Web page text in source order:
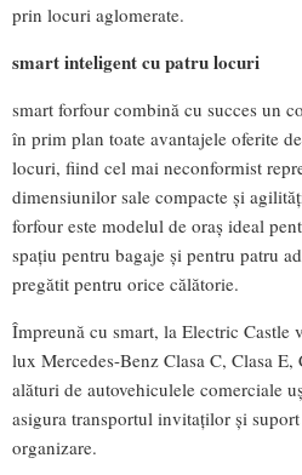
prin locuri aglomerate.
smart inteligent cu patru locuri
smart forfour combină cu succes un
în prim plan toate avantajele oferite
locuri, fiind cel mai neconformist
dimensiunilor sale compacte şi
forfour este modelul de oraş ideal
spaţiu pentru bagaje şi pentru patru
pregătit pentru orice călătorie.
Împreună cu smart, la Electric Castle
lux Mercedes-Benz Clasa C, Clasa E,
alături de autovehiculele comerciale
asigura transportul invitaţilor şi
organizare.